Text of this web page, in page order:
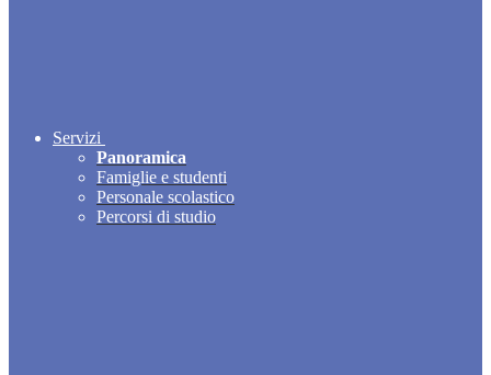
Servizi
Panoramica
Famiglie e studenti
Personale scolastico
Percorsi di studio